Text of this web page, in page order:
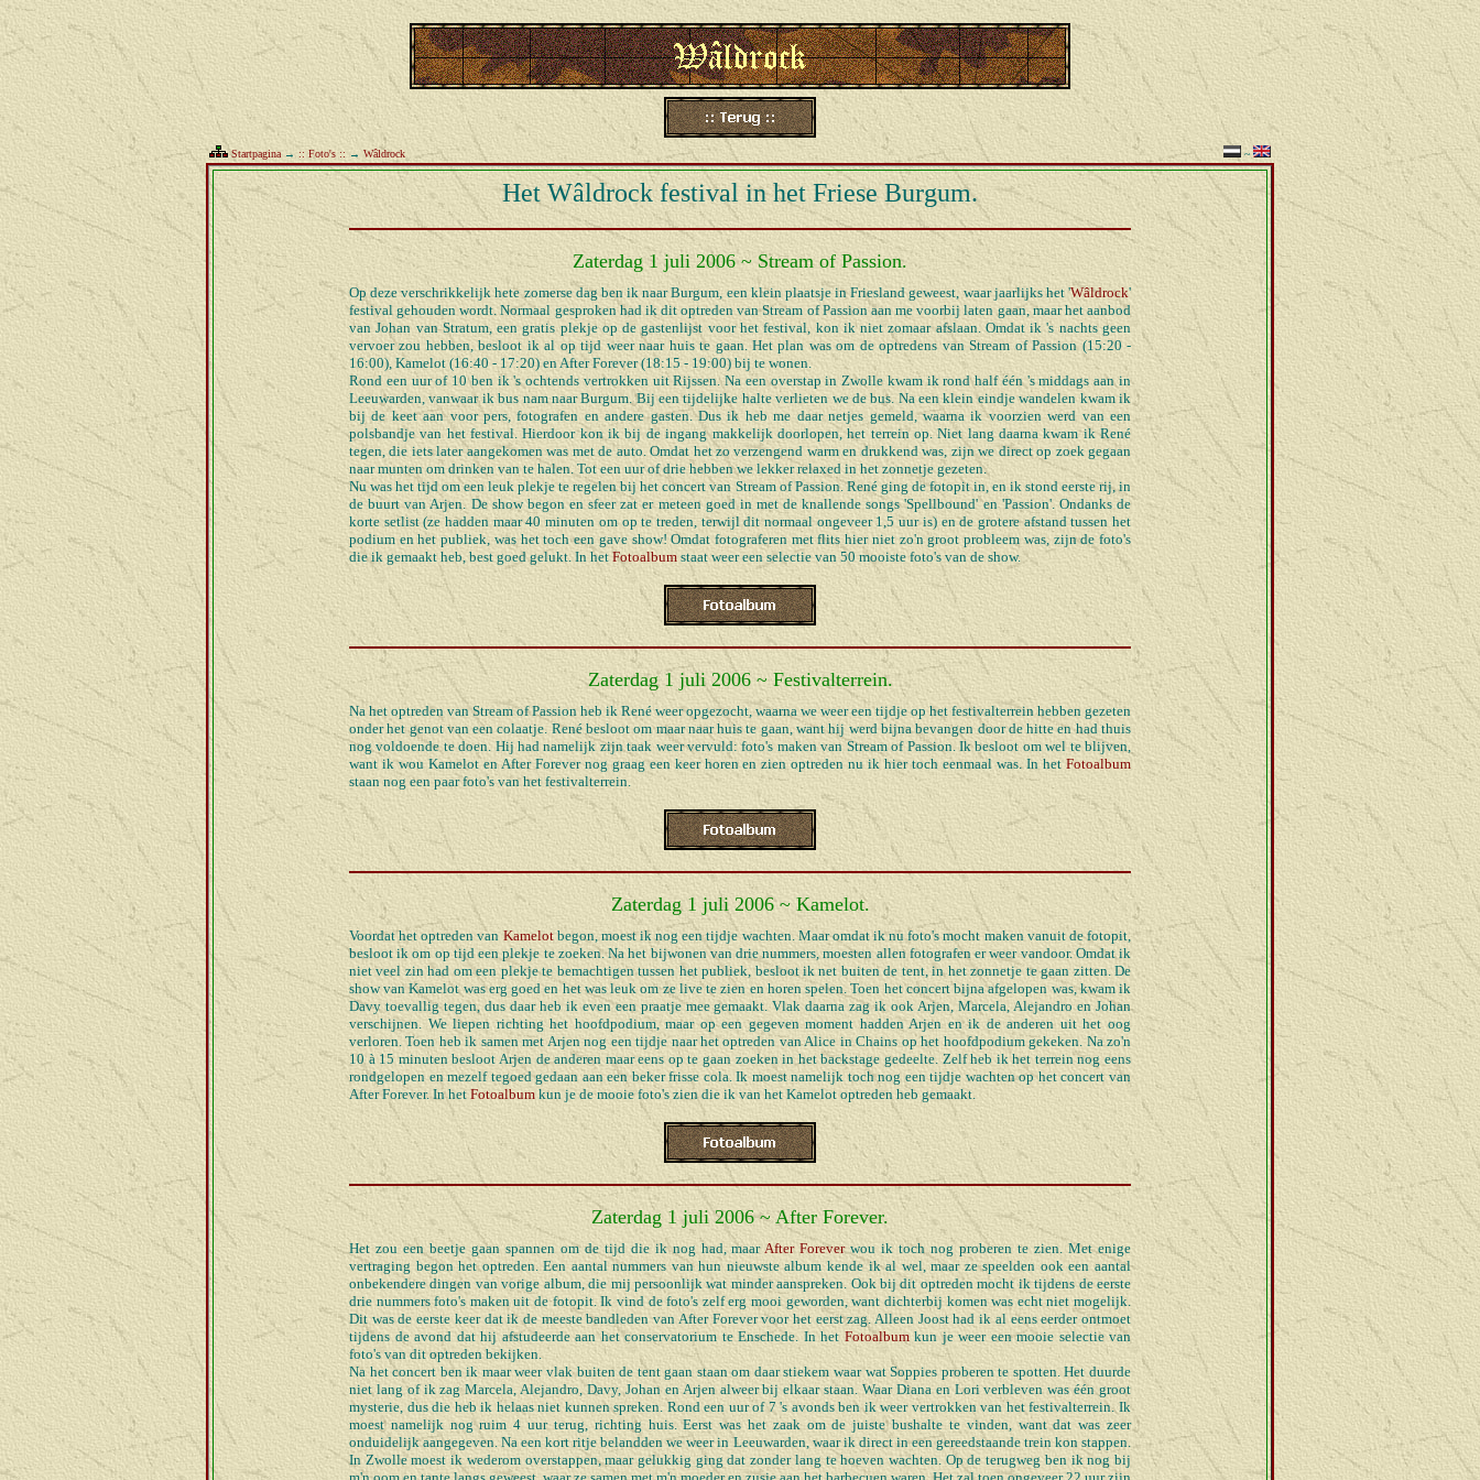
Startpagina → :: Foto's :: → Wâldrock ~
Het Wâldrock festival in het Friese Burgum.
Zaterdag 1 juli 2006 ~ Stream of Passion.
Op deze verschrikkelijk hete zomerse dag ben ik naar Burgum, een klein plaatsje in Friesland geweest, waar jaarlijks het 'Wâldrock'
festival gehouden wordt. Normaal gesproken had ik dit optreden van Stream of Passion aan me voorbij laten gaan, maar het aanbod
van Johan van Stratum, een gratis plekje op de gastenlijst voor het festival, kon ik niet zomaar afslaan. Omdat ik 's nachts geen
vervoer zou hebben, besloot ik al op tijd weer naar huis te gaan. Het plan was om de optredens van Stream of Passion (15:20 -
16:00), Kamelot (16:40 - 17:20) en After Forever (18:15 - 19:00) bij te wonen.
Rond een uur of 10 ben ik 's ochtends vertrokken uit Rijssen. Na een overstap in Zwolle kwam ik rond half één 's middags aan in
Leeuwarden, vanwaar ik bus nam naar Burgum. Bij een tijdelijke halte verlieten we de bus. Na een klein eindje wandelen kwam ik
bij de keet aan voor pers, fotografen en andere gasten. Dus ik heb me daar netjes gemeld, waarna ik voorzien werd van een
polsbandje van het festival. Hierdoor kon ik bij de ingang makkelijk doorlopen, het terrein op. Niet lang daarna kwam ik René
tegen, die iets later aangekomen was met de auto. Omdat het zo verzengend warm en drukkend was, zijn we direct op zoek gegaan
naar munten om drinken van te halen. Tot een uur of drie hebben we lekker relaxed in het zonnetje gezeten.
Nu was het tijd om een leuk plekje te regelen bij het concert van Stream of Passion. René ging de fotopit in, en ik stond eerste rij, in
de buurt van Arjen. De show begon en sfeer zat er meteen goed in met de knallende songs 'Spellbound' en 'Passion'. Ondanks de
korte setlist (ze hadden maar 40 minuten om op te treden, terwijl dit normaal ongeveer 1,5 uur is) en de grotere afstand tussen het
podium en het publiek, was het toch een gave show! Omdat fotograferen met flits hier niet zo'n groot probleem was, zijn de foto's
die ik gemaakt heb, best goed gelukt. In het Fotoalbum staat weer een selectie van 50 mooiste foto's van de show.
Zaterdag 1 juli 2006 ~ Festivalterrein.
Na het optreden van Stream of Passion heb ik René weer opgezocht, waarna we weer een tijdje op het festivalterrein hebben gezeten
onder het genot van een colaatje. René besloot om maar naar huis te gaan, want hij werd bijna bevangen door de hitte en had thuis
nog voldoende te doen. Hij had namelijk zijn taak weer vervuld: foto's maken van Stream of Passion. Ik besloot om wel te blijven,
want ik wou Kamelot en After Forever nog graag een keer horen en zien optreden nu ik hier toch eenmaal was. In hetFotoalbum
staan nog een paar foto's van het festivalterrein.
Zaterdag 1 juli 2006 ~ Kamelot.
Voordat het optreden van Kamelotbegon, moest ik nog een tijdje wachten. Maar omdat ik nu foto's mocht maken vanuit de fotopit,
besloot ik om op tijd een plekje te zoeken. Na het bijwonen van drie nummers, moesten allen fotografen er weer vandoor. Omdat ik
niet veel zin had om een plekje te bemachtigen tussen het publiek, besloot ik net buiten de tent, in het zonnetje te gaan zitten. De
show van Kamelot was erg goed en het was leuk om ze live te zien en horen spelen. Toen het concert bijna afgelopen was, kwam ik
Davy toevallig tegen, dus daar heb ik even een praatje mee gemaakt. Vlak daarna zag ik ook Arjen, Marcela, Alejandro en Johan
verschijnen. We liepen richting het hoofdpodium, maar op een gegeven moment hadden Arjen en ik de anderen uit het oog
verloren. Toen heb ik samen met Arjen nog een tijdje naar het optreden van Alice in Chains op het hoofdpodium gekeken. Na zo'n
10 à 15 minuten besloot Arjen de anderen maar eens op te gaan zoeken in het backstage gedeelte. Zelf heb ik het terrein nog eens
rondgelopen en mezelf tegoed gedaan aan een beker frisse cola. Ik moest namelijk toch nog een tijdje wachten op het concert van
After Forever. In het Fotoalbumkun je de mooie foto's zien die ik van het Kamelot optreden heb gemaakt.
Zaterdag 1 juli 2006 ~ After Forever.
Het zou een beetje gaan spannen om de tijd die ik nog had, maarAfter Foreverwou ik toch nog proberen te zien. Met enige
vertraging begon het optreden. Een aantal nummers van hun nieuwste album kende ik al wel, maar ze speelden ook een aantal
onbekendere dingen van vorige album, die mij persoonlijk wat minder aanspreken. Ook bij dit optreden mocht ik tijdens de eerste
drie nummers foto's maken uit de fotopit. Ik vind de foto's zelf erg mooi geworden, want dichterbij komen was echt niet mogelijk.
Dit was de eerste keer dat ik de meeste bandleden van After Forever voor het eerst zag. Alleen Joost had ik al eens eerder ontmoet
tijdens de avond dat hij afstudeerde aan het conservatorium te Enschede. In hetFotoalbumkun je weer een mooie selectie van
foto's van dit optreden bekijken.
Na het concert ben ik maar weer vlak buiten de tent gaan staan om daar stiekem waar wat Soppies proberen te spotten. Het duurde
niet lang of ik zag Marcela, Alejandro, Davy, Johan en Arjen alweer bij elkaar staan. Waar Diana en Lori verbleven was één groot
mysterie, dus die heb ik helaas niet kunnen spreken. Rond een uur of 7 's avonds ben ik weer vertrokken van het festivalterrein. Ik
moest namelijk nog ruim 4 uur terug, richting huis. Eerst was het zaak om de juiste bushalte te vinden, want dat was zeer
onduidelijk aangegeven. Na een kort ritje belandden we weer in Leeuwarden, waar ik direct in een gereedstaande trein kon stappen.
In Zwolle moest ik wederom overstappen, maar gelukkig ging dat zonder lang te hoeven wachten. Op de terugweg ben ik nog bij